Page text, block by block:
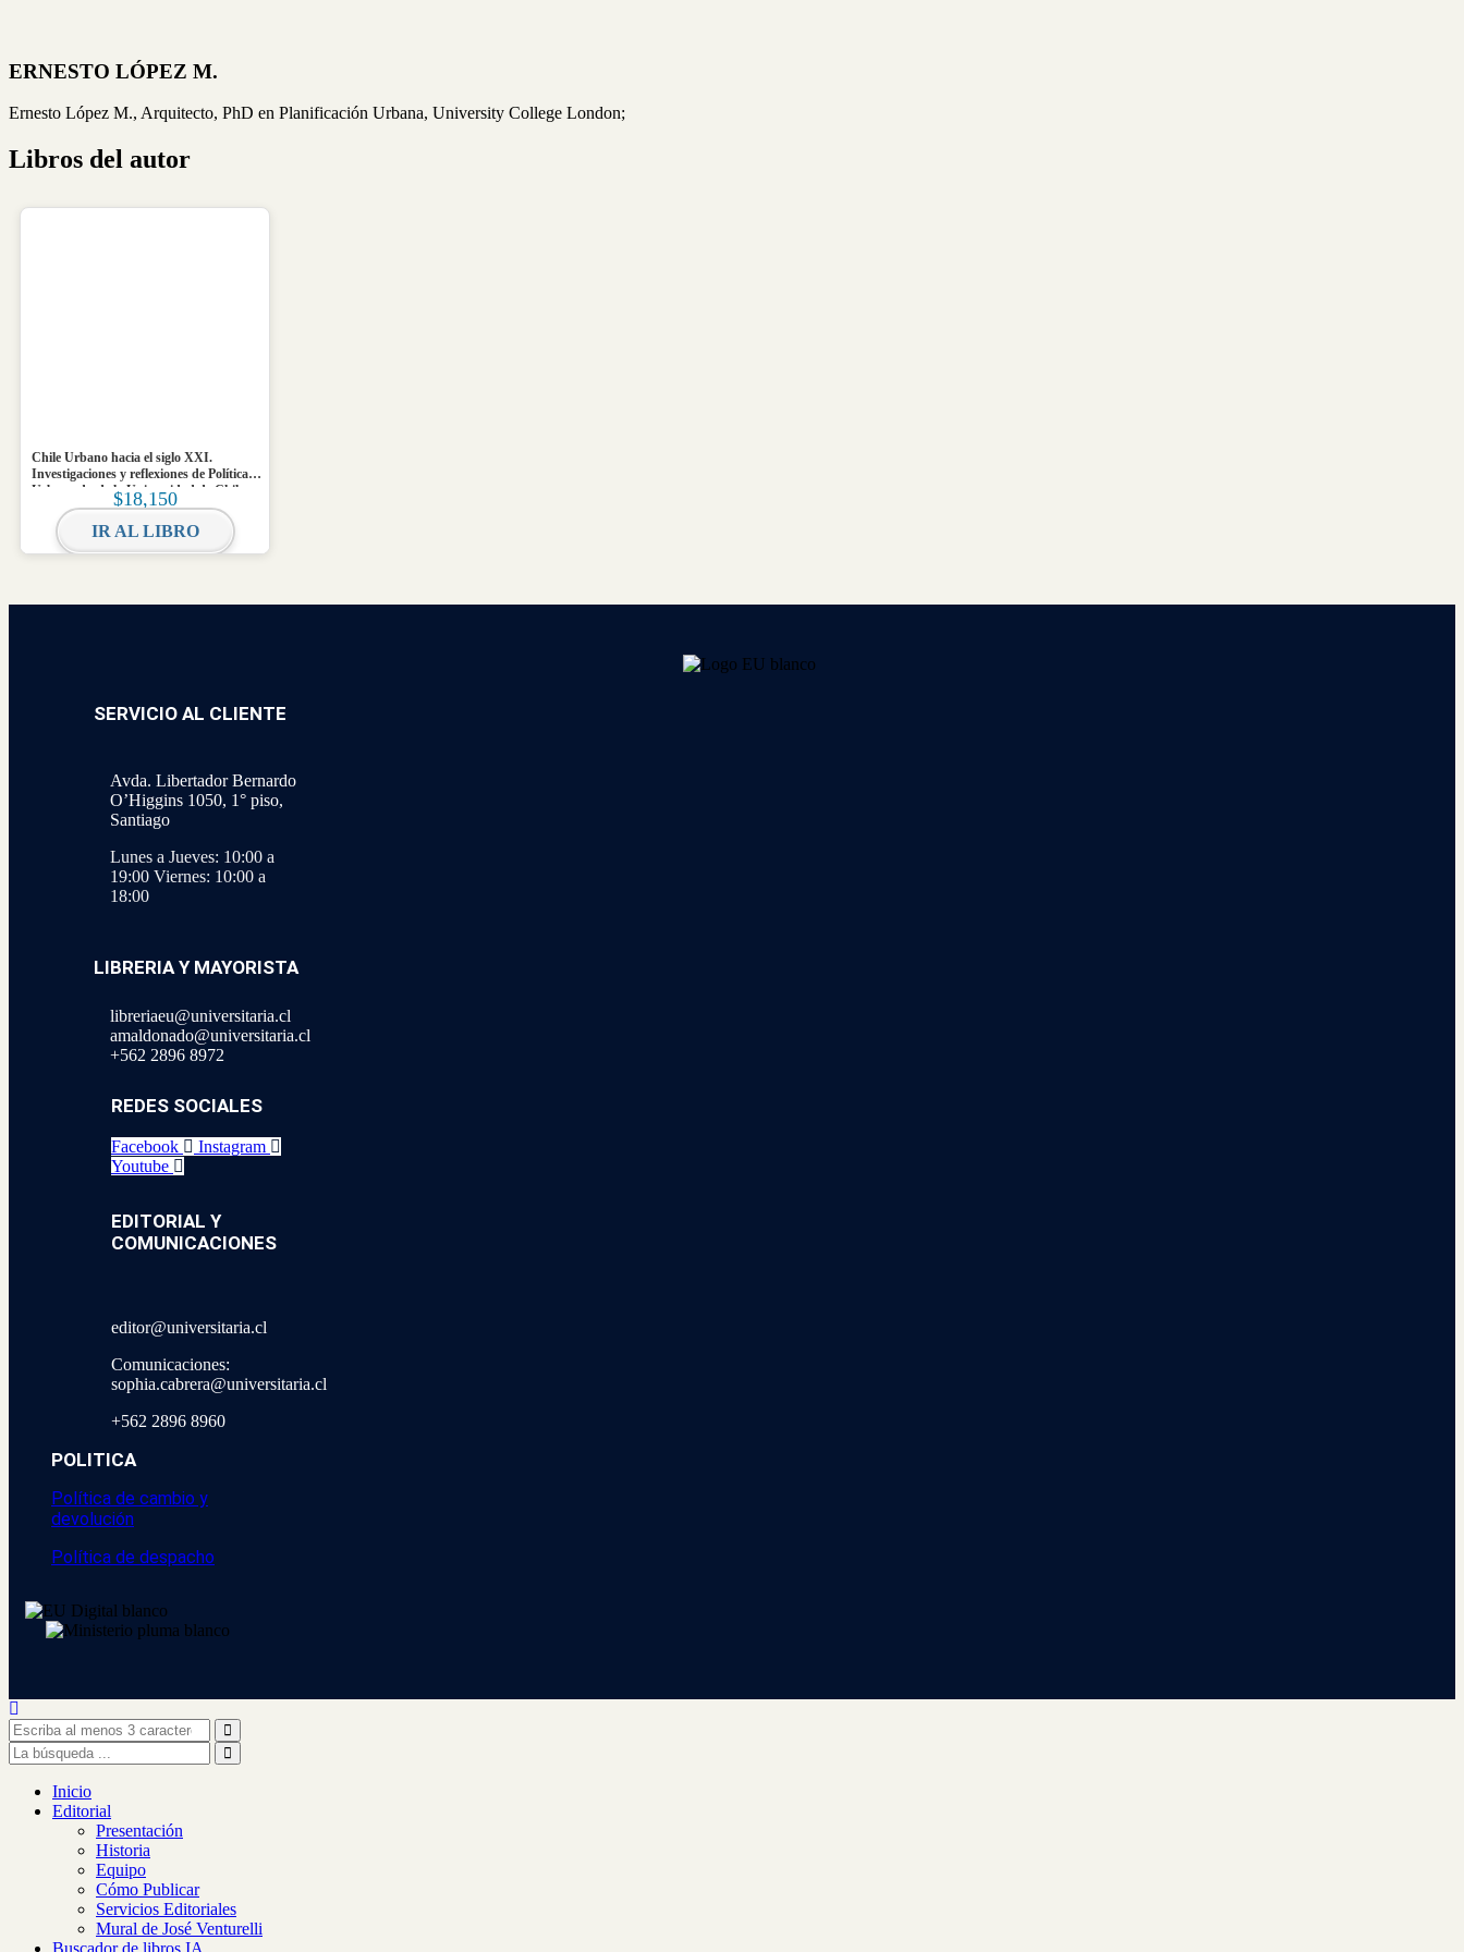
ERNESTO LÓPEZ M.
Ernesto López M., Arquitecto, PhD en Planificación Urbana, University College London;
Libros del autor
Chile Urbano hacia el siglo XXI.
Investigaciones y reflexiones de Política
Urbana desde la Universidad de Chile
$18,150
IR AL LIBRO
SERVICIO AL CLIENTE
Avda. Libertador Bernardo
O’Higgins 1050, 1° piso,
Santiago
Lunes a Jueves: 10:00 a
19:00 Viernes: 10:00 a
18:00
LIBRERIA Y MAYORISTA
libreriaeu@universitaria.cl
amaldonado@universitaria.cl
+562 2896 8972
REDES SOCIALES
Facebook
Instagram
Youtube
EDITORIAL Y
COMUNICACIONES
editor@universitaria.cl
Comunicaciones:
sophia.cabrera@universitaria.cl
+562 2896 8960
POLITICA
Política de cambio y
devolución
Política de despacho
Inicio
Editorial
Presentación
Historia
Equipo
Cómo Publicar
Servicios Editoriales
Mural de José Venturelli